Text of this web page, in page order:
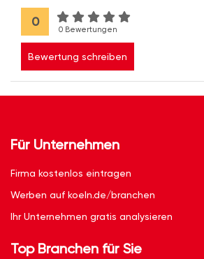
0
0 Bewertungen
Bewertung schreiben
Für Unternehmen
Firma kostenlos eintragen
Werben auf koeln.de/branchen
Ihr Unternehmen gratis analysieren
Top Branchen für Sie